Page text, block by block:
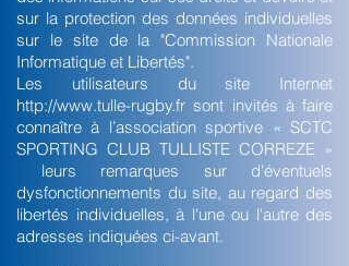
sur la protection des données individuelles
sur le site de la "Commission Nationale
Informatique et Libertés".
Les utilisateurs du site Internet
http://www.tulle-rugby.fr sont invités à faire
connaître à l’association sportive « SCTC
SPORTING CLUB TULLISTE CORREZE »
leurs remarques sur d'éventuels
dysfonctionnements du site, au regard des
libertés individuelles, à l'une ou l'autre des
adresses indiquées ci-avant.